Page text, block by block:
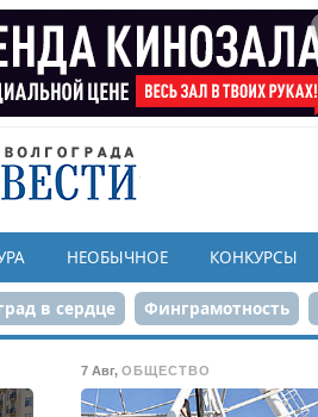
НЕОБЫЧНОЕ КОНКУРСЫ
в сердце Финграмотность
Парк Героев-летчиков
7 Авг, ОБЩЕСТВО